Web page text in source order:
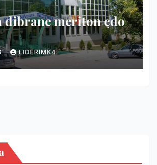
dibrane meriton çdo
LIDERIMK4